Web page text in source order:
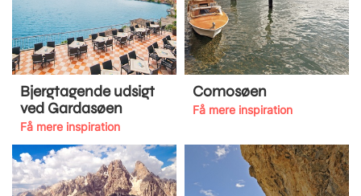
Bjergtagende udsigt
ved Gardasøen
Få mere inspiration
Comosøen
Få mere inspiration